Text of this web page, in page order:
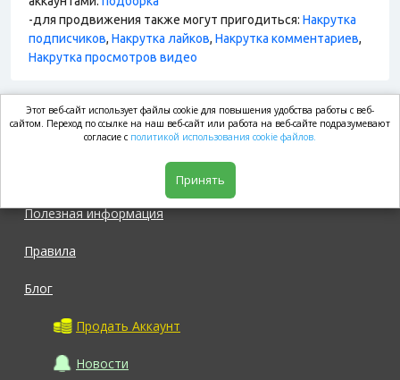
-для продвижения также могут пригодиться: Накрутка
подписчиков, Накрутка лайков, Накрутка комментариев,
Накрутка просмотров видео
market.com
Полезная информация
Правила
Блог
Продать Аккаунт
Новости
Этот веб-сайт использует файлы cookie для повышения удобства работы с веб-
сайтом. Переход по ссылке на наш веб-сайт или работа на веб-сайте подразумевают
согласие с политикой использования cookie файлов.
Принять